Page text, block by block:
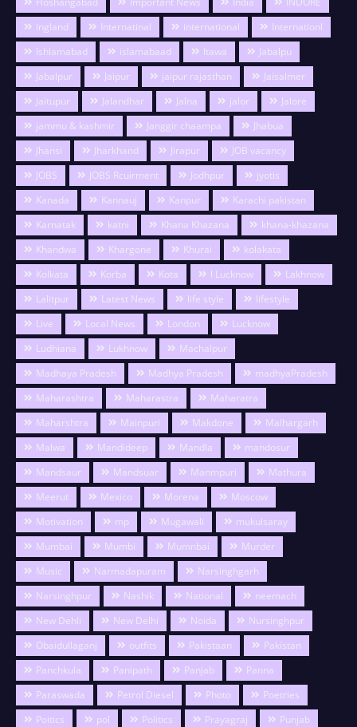
ingland
Internatinal international
Internationl
Ishlamabad
islamabaad Itawa
Jabalpu
Jabalpur
Jaipur jaipur rajasthan
Jaisalmer
Jaitupur
Jalandhar Jalna jalor
Jalore
jammu & kashmir
Janggir chaampa
Jhabua
Jhansi
Jharkhand Jirapur
JOB vacancy
JOBS
JOBS Rcuirment Jodhpur
jyotis
Kanada
Kannauj Kanpur
Karachi pakistan
Karnatak
katni Khana Khazana
khana-khazana
Khandwa
Khargone Khurai
kolakata
Kolkata
Korba Kota l Lucknow
Lakhnow
Lalitpur
Latest News life style
lifestyle
Live
Local News London
Lucknow
Ludhiana
Lukhnow
Machalpur
Madhaya Pradesh
Madhya Pradesh
madhyaPradesh
Maharashtra
Maharastra
Maharatra
Maharshtra
Mainpuri Makdone
Malhargarh
Malwa
Mandideep Mandla
mandosur
Mandsaur
Mandsuar Manmpuri
Mathura
Meerut
Mexico Morena
Moscow
Motivation
mp Mugawali
mukulsaray
Mumbai
Mumbi Mumnbai
Murder
Music
Narmadapuram
Narsinghgarh
Narsinghpur
Nashik National
neemach
New Dehli
New Delhi Noida
Nursinghpur
Obaidullaganj
outfits Pakistaan
Pakistan
Panchkula
Panipath Panjab
Panna
Paraswada
Petrol Diesel Photo
Poetries
Poitics
pol Politics Prayagraj
Punjab